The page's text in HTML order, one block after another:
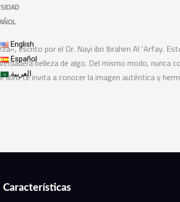
English
Español
العربية
escrito por el Dr. Nayi ibn Ibrahim Al
belleza de algo. Del mismo modo,
te invita a conocer la imagen auténtica y
Características